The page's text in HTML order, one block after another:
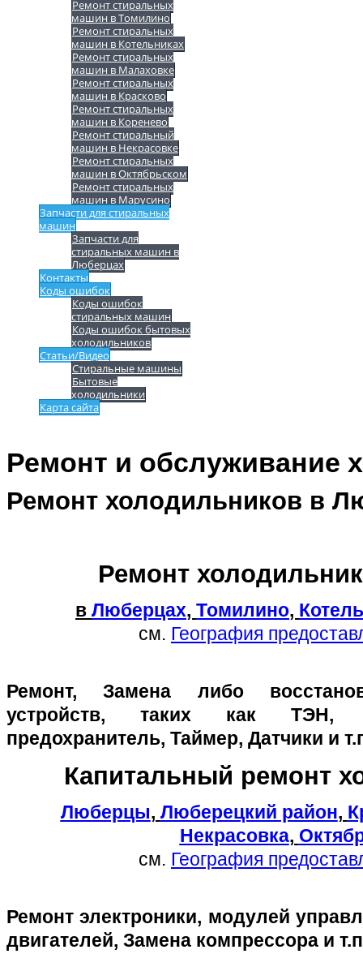
Ремонт стиральных
машин в Томилино
Ремонт стиральных
машин в Котельниках
Ремонт стиральных
машин в Малаховке
Ремонт стиральных
машин в Красково
Ремонт стиральных
машин в Коренево
Ремонт стиральный
машин в Некрасовке
Ремонт стиральных
машин в Октябрьском
Ремонт стиральных
машин в Марусино
Запчасти для стиральных
машин
Запчасти для
стиральных машин в
Люберцах
Контакты
Коды ошибок
Коды ошибок
стиральных машин
Коды ошибок бытовых
холодильников
Статьи/Видео
Стиральные машины
Бытовые
холодильники
Карта сайта
Ремонт и обслуживание
Ремонт холодильников в
Ремонт
в Люберцах, Томилино,
см. География
Ремонт, Замена либо
устройств, таких как ТЭН,
предохранитель, Таймер, Датчики и
Капитальный ремонт
Люберцы, Люберецкий район,
Некрасовка,
см. География
Ремонт электроники, модулей
двигателей, Замена компрессора и